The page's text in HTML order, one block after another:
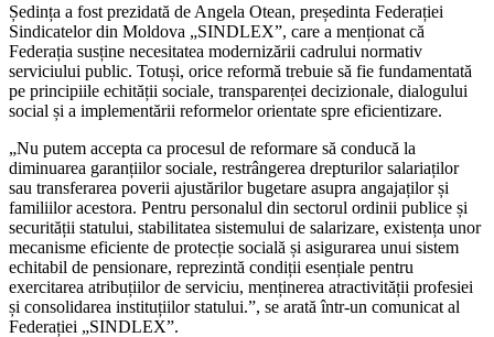
Ședința a fost prezidată de Angela Otean, președinta Federației
Sindicatelor din Moldova „SINDLEX”, care a menționat că
Federația susține necesitatea modernizării cadrului normativ
serviciului public. Totuși, orice reformă trebuie să fie fundamentată
pe principiile echității sociale, transparenței decizionale, dialogului
social și a implementării reformelor orientate spre eficientizare.
„Nu putem accepta ca procesul de reformare să conducă la
diminuarea garanțiilor sociale, restrângerea drepturilor salariaților
sau transferarea poverii ajustărilor bugetare asupra angajaților și
familiilor acestora. Pentru personalul din sectorul ordinii publice și
securității statului, stabilitatea sistemului de salarizare, existența unor
mecanisme eficiente de protecție socială și asigurarea unui sistem
echitabil de pensionare, reprezintă condiții esențiale pentru
exercitarea atribuțiilor de serviciu, menținerea atractivității profesiei
și consolidarea instituțiilor statului.”, se arată într-un comunicat al
Federației „SINDLEX”.